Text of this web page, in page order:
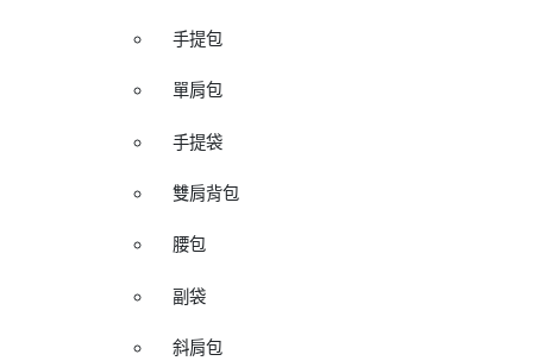
手提包
單肩包
手提袋
雙肩背包
腰包
副袋
斜肩包